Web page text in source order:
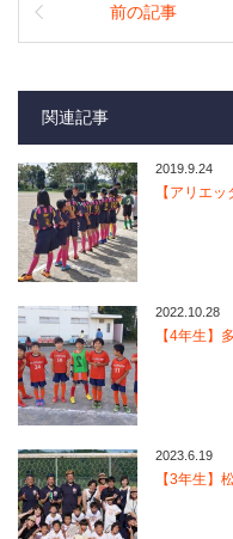
前の記事
関連記事
2019.9.24
【アリエ
2022.10.28
【4年生】
2023.6.19
【3年生】